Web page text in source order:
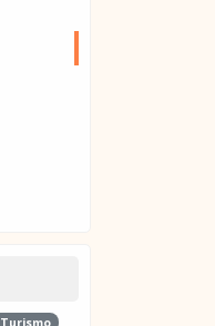
Turismo